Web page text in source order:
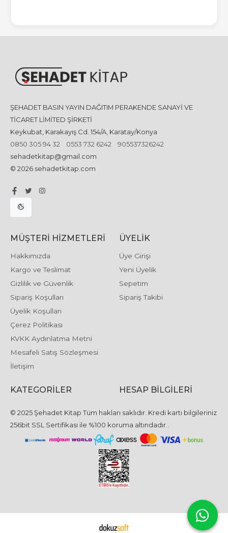
ŞEHADET BASIN YAYIN DAĞITIM PERAKENDE SANAYİ VE
TİCARET LİMİTED ŞİRKETİ
Keykubat, Karakayış Cd. 154/A, Karatay/Konya
0850 305 94 32
0553 732 6242
905537326242
sehadetkitap@gmail.com
© 2026 sehadetkitap.com
MÜŞTERI HIZMETLERI
Hakkımızda
Kargo ve Teslimat
Gizlilik ve Güvenlik
Sipariş Koşulları
Üyelik Koşulları
Çerez Politikası
KVKK Aydınlatma Metni
Mesafeli Satış Sözleşmesi
İletişim
ÜYELIK
Üye Girişi
Yeni Üyelik
Sepetim
Sipariş Takibi
KATEGORILER HESAP BILGILERI
© 2025 Şehadet Kitap Tüm hakları saklıdır. Kredi kartı bilgileriniz
256bit SSL Sertifikası ile %100 koruma altındadır..